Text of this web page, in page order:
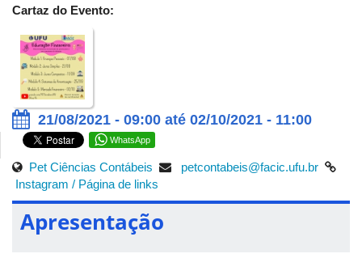
Cartaz do Evento:
21/08/2021 - 09:00 até 02/10/2021 - 11:00
WhatsApp
Pet Ciências Contábeis
petcontabeis@facic.ufu.br
Instagram / Página de links
Apresentação